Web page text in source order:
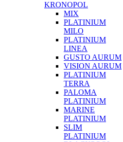
KRONOPOL
MIX
PLATINIUM
MILO
PLATINIUM
LINEA
GUSTO AURUM
VISION AURUM
PLATINIUM
TERRA
PALOMA
PLATINIUM
MARINE
PLATINIUM
SLIM
PLATINIUM